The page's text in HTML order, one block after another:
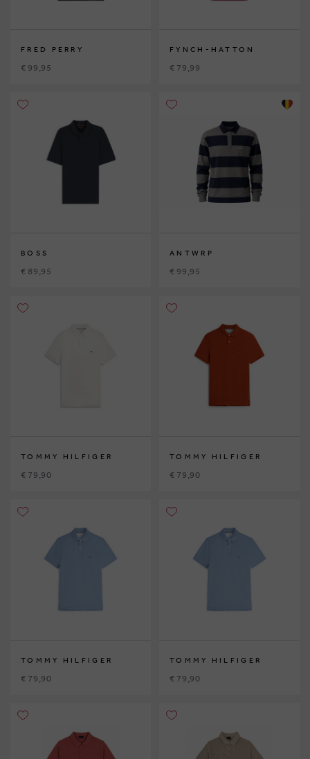
FRED PERRY
€ 99,95
FYNCH-HATTON
€ 79,99
BOSS
€ 89,95
ANTWRP
€ 99,95
TOMMY HILFIGER
€ 79,90
TOMMY HILFIGER
€ 79,90
TOMMY HILFIGER
€ 79,90
TOMMY HILFIGER
€ 79,90